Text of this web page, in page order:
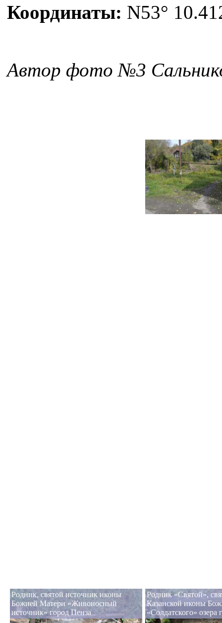
Координаты: N53°
Автор фото №3
Родник, святой источник иконы
Божией Матери «Живоносный
источник» город Пенза
Родник «Святой»,
Казанской иконы
«Солдатского» озера